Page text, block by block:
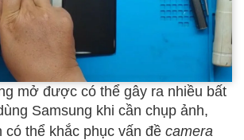
mở được có thể gây ra nhiều bất
Samsung khi cần chụp ảnh,
có thể khắc phục vấn đề camera